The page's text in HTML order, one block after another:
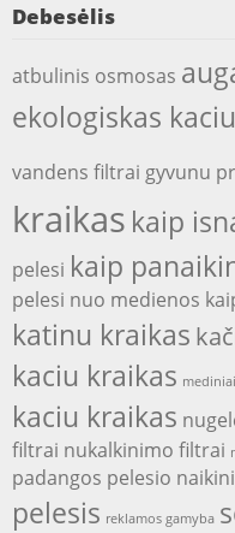
Debesėlis
atbulinis osmosas
ekologiskas
vandens filtrai gyvunu
kraikas kaip
pelesi kaip
pelesi nuo medienos
katinu kraikas
kaciu kraikas
kaciu kraikas
filtrai nukalkinimo filtrai
padangos pelesio
pelesis reklamos gamyba